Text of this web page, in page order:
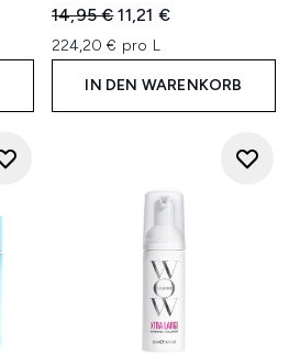
Unverbindliche
14,95 €Aktueller Preis:
11,21 €
224,20 € pro L
IN DEN WARENKORB